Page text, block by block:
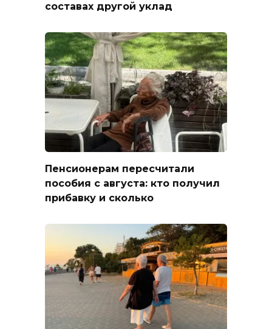
составах другой уклад
Пенсионерам пересчитали
пособия с августа: кто получил
прибавку и сколько